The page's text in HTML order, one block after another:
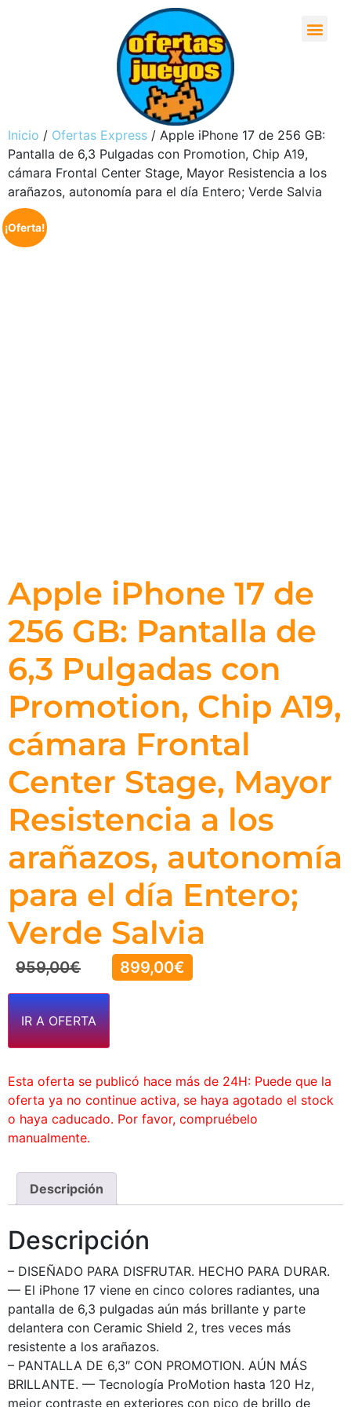
Inicio / Ofertas Express / Apple iPhone 17 de 256 GB:
Pantalla de 6,3 Pulgadas con Promotion, Chip A19,
cámara Frontal Center Stage, Mayor Resistencia a los
arañazos, autonomía para el día Entero; Verde Salvia
¡Oferta!
Apple iPhone 17 de
256 GB: Pantalla de
6,3 Pulgadas con
Promotion, Chip A19,
cámara Frontal
Center Stage, Mayor
Resistencia a los
arañazos, autonomía
para el día Entero;
Verde Salvia
959,00€ 899,00€
IR A OFERTA
Esta oferta se publicó hace más de 24H: Puede que la
oferta ya no continue activa, se haya agotado el stock
o haya caducado. Por favor, compruébelo
manualmente.
Descripción
Descripción
– DISEÑADO PARA DISFRUTAR. HECHO PARA DURAR.
— El iPhone 17 viene en cinco colores radiantes, una
pantalla de 6,3 pulgadas aún más brillante y parte
delantera con Ceramic Shield 2, tres veces más
resistente a los arañazos.
– PANTALLA DE 6,3″ CON PROMOTION. AÚN MÁS
BRILLANTE. — Tecnología ProMotion hasta 120 Hz,
mejor contraste en exteriores con pico de brillo de